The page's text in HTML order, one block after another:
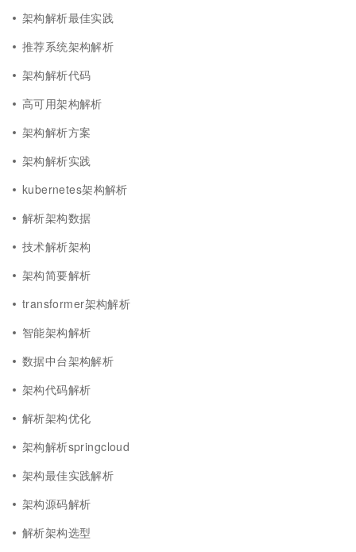
架构解析最佳实践
推荐系统架构解析
架构解析代码
高可用架构解析
架构解析方案
架构解析实践
kubernetes架构解析
解析架构数据
技术解析架构
架构简要解析
transformer架构解析
智能架构解析
数据中台架构解析
架构代码解析
解析架构优化
架构解析springcloud
架构最佳实践解析
架构源码解析
解析架构选型